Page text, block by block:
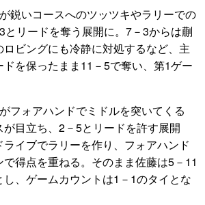
鋭いコースへのツッツキやラリーでの
とリードを奪う展開に。7－3からは蒯
ビングにも冷静に対処するなど、主
を保ったまま11－5で奪い、第1ゲー
フォアハンドでミドルを突いてくる
目立ち、2－5とリードを許す展開
イブでラリーを作り、フォアハンド
得点を重ねる。そのまま佐藤は5－11
、ゲームカウントは1－1のタイとな